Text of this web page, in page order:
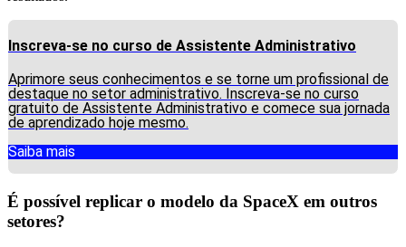
Inscreva-se no curso de Assistente Administrativo
Aprimore seus conhecimentos e se torne um profissional de
destaque no setor administrativo. Inscreva-se no curso
gratuito de Assistente Administrativo e comece sua jornada
de aprendizado hoje mesmo.
Saiba mais
É possível replicar o modelo da SpaceX em outros
setores?